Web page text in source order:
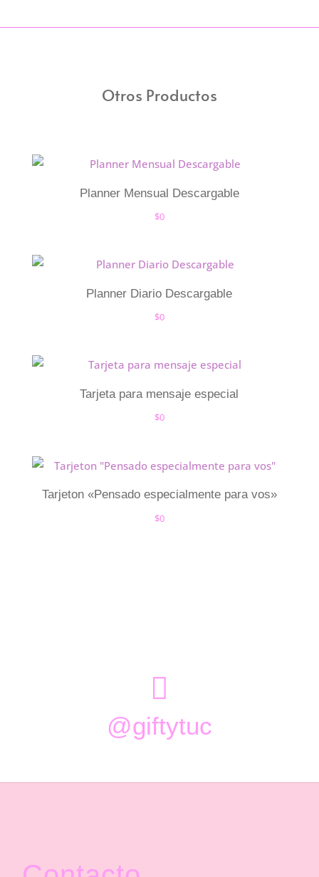
Otros Productos
Planner Mensual Descargable
$0
Planner Diario Descargable
$0
Tarjeta para mensaje especial
$0
Tarjeton «Pensado especialmente para vos»
$0

@giftytuc